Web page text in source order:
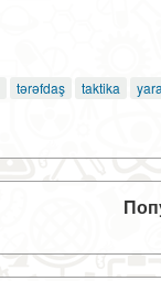
tərəfdaş taktika